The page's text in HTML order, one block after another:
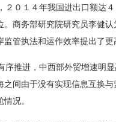
０１４年我国进出口额达
商务部研究院研究员李健认
管执法和运作效率提出了更
推进，中西部外贸增速明
之间由于没有实现信息互换
况。